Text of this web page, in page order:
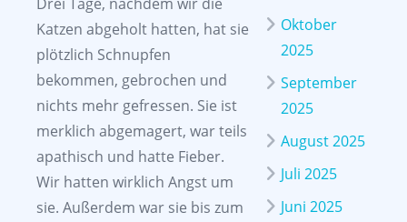
Katzen abgeholt hatten, hat sie
plötzlich Schnupfen
bekommen, gebrochen und
nichts mehr gefressen. Sie ist
merklich abgemagert, war teils
apathisch und hatte Fieber.
Wir hatten wirklich Angst um
sie. Außerdem war sie bis zum
Oktober
2025
September
2025
August 2025
Juli 2025
Juni 2025